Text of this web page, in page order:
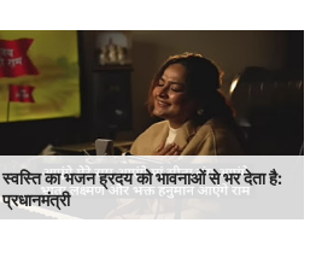
स्वस्ति का भजन ह्रदय को भावनाओं से भर देता है:
प्रधानमंत्री